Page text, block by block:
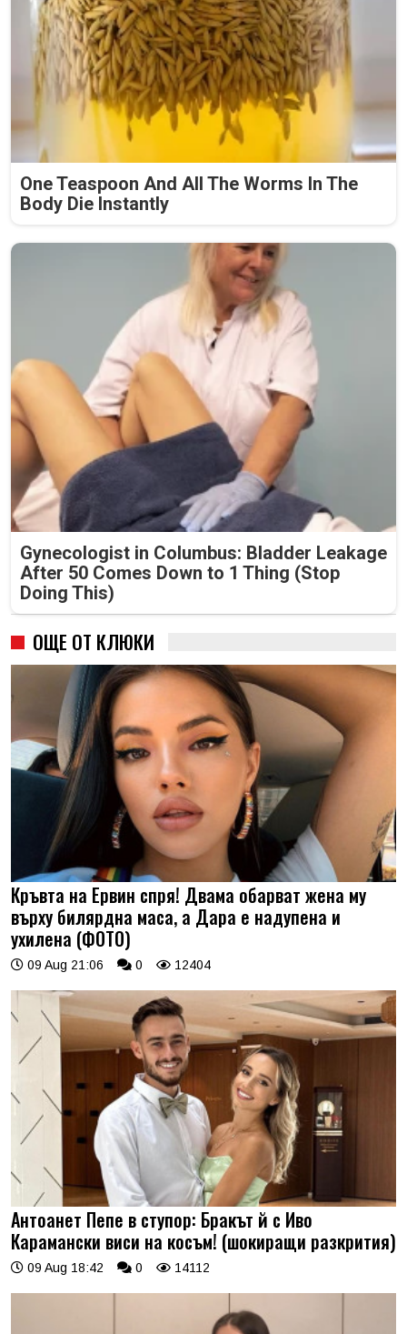
One Teaspoon And All The Worms In The
Body Die Instantly
Gynecologist in Columbus: Bladder Leakage
After 50 Comes Down to 1 Thing (Stop
Doing This)
ОЩЕ ОТ КЛЮКИ
Кръвта на Ервин спря! Двама обарват жена му
върху билярдна маса, а Дара е надупена и
ухилена (ФОТО)
09 Aug 21:06 0 12404
Антоанет Пепе в ступор: Бракът й с Иво
Карамански виси на косъм! (шокиращи разкрития)
09 Aug 18:42 0 14112